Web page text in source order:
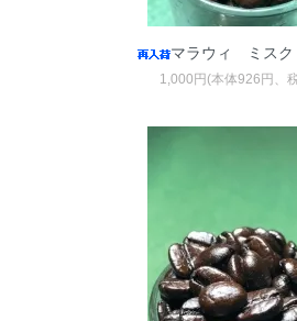
マラウィ ミス
1,000円(本体926円、